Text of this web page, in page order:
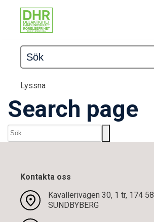
Lyssna
Search page
Kontakta oss
Kavallerivägen 30, 1 tr, 174 58
SUNDBYBERG